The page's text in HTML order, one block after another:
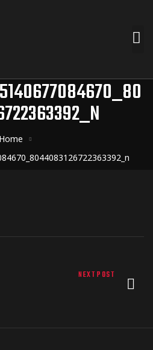
Home
NEXT POST